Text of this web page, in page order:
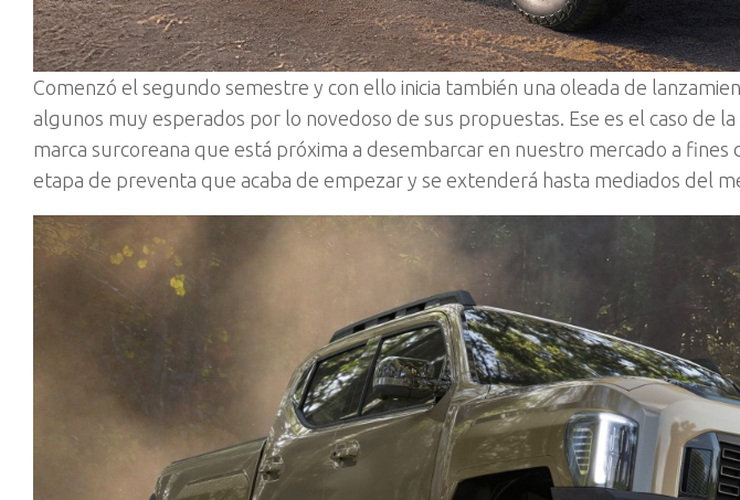
Comenzó el segundo semestre y con ello inicia también una oleada de
algunos muy esperados por lo novedoso de sus propuestas. Ese es el caso de
marca surcoreana que está próxima a desembarcar en nuestro mercado a
etapa de preventa que acaba de empezar y se extenderá hasta mediados del